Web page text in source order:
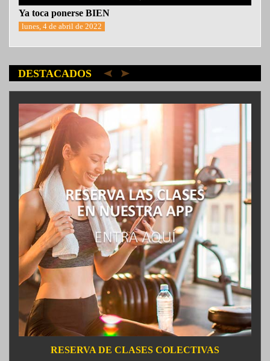
Ya toca ponerse BIEN
lunes, 4 de abril de 2022
DESTACADOS
RESERVA DE CLASES COLECTIVAS